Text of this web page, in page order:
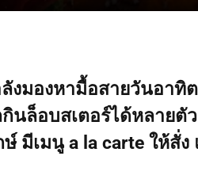
งมองหามื้อสายวันอาทิ
นล็อบสเตอร์ได้หลายตั
มีเมนู a la carte ให้สั่